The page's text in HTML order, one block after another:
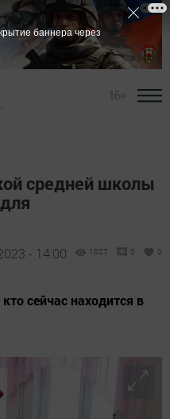
средней школы
- 14:00 1027 0 0
сейчас находится в
баннера через